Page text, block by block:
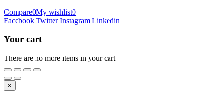
Compare0My wishlist0
Facebook Twitter Instagram Linkedin
Your cart
There are no more items in your cart
×